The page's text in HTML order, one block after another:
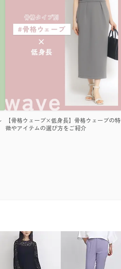
【骨格ウェーブ×低身長】骨格ウェーブの特
徴やアイテムの選び方をご紹介